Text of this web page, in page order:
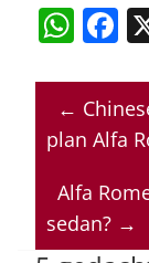
W
at
s
p
p
F
c
e
o
o
←
plan Alfa
Alfa
sedan? →